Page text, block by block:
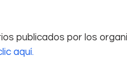
publicados por los
aquí.